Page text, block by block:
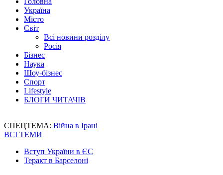
Україна
Місто
Світ
Всі новини розділу
Росія
Бізнес
Наука
Шоу-бізнес
Спорт
Lifestyle
БЛОГИ ЧИТАЧІВ
СПЕЦТЕМА: Війна в Ірані
ВСІ ТЕМИ
Вступ України в ЄС
Теракт в Барселоні